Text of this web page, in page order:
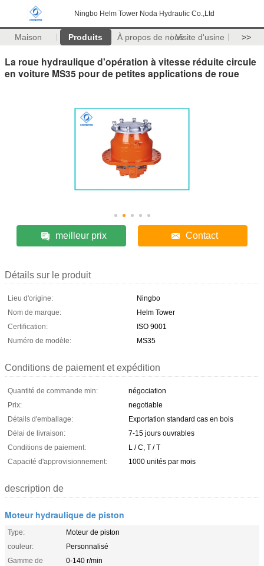
Ningbo Helm Tower Noda Hydraulic Co.,Ltd
Maison Produits À propos de nousVisite d'usine >>
La roue hydraulique d'opération à vitesse réduite circule
en voiture MS35 pour de petites applications de roue
meilleur prix Contact
Détails sur le produit
Lieu d'origine:
Ningbo
Nom de marque:
Helm Tower
Certification:
ISO 9001
Numéro de modèle:
MS35
Conditions de paiement et expédition
Quantité de commande min:
négociation
Prix:
negotiable
Détails d'emballage:
Exportation standard cas en bois
Délai de livraison:
7-15 jours ouvrables
Conditions de paiement:
L / C, T / T
Capacité d'approvisionnement:
1000 unités par mois
description de
Moteur hydraulique de piston
Type:
Moteur de piston
couleur:
Personnalisé
Gamme de
0-140 r/min